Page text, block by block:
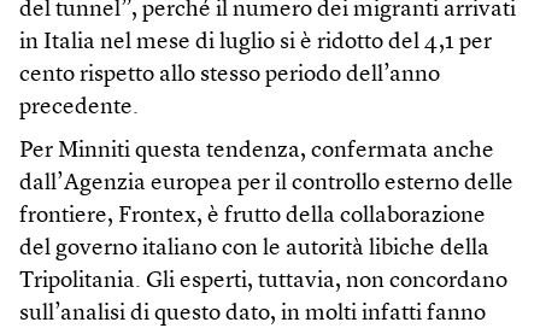
del tunnel”, perché il numero dei migranti arrivati
in Italia nel mese di luglio si è ridotto del 4,1 per
cento rispetto allo stesso periodo dell’anno
precedente.
Per Minniti questa tendenza, confermata anche
dall’Agenzia europea per il controllo esterno delle
frontiere, Frontex, è frutto della collaborazione
del governo italiano con le autorità libiche della
Tripolitania. Gli esperti, tuttavia, non concordano
sull’analisi di questo dato, in molti infatti fanno